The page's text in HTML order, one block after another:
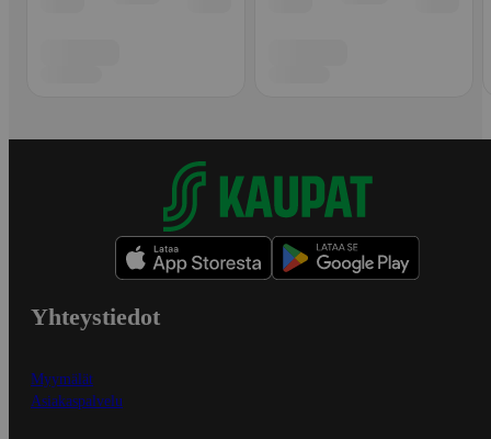
Yhteystiedot
Myymälät
Asiakaspalvelu